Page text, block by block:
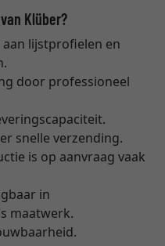
Klüber?
lijstprofielen en
door professioneel
snelle verzending.
is op aanvraag vaak
in
maatwerk.